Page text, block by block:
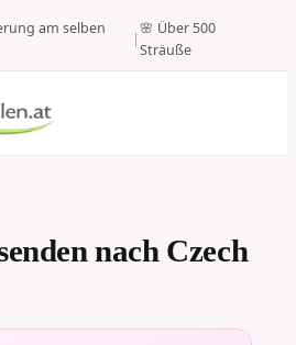
am selben
|
🌸 Über 500
Sträuße
nach Czech